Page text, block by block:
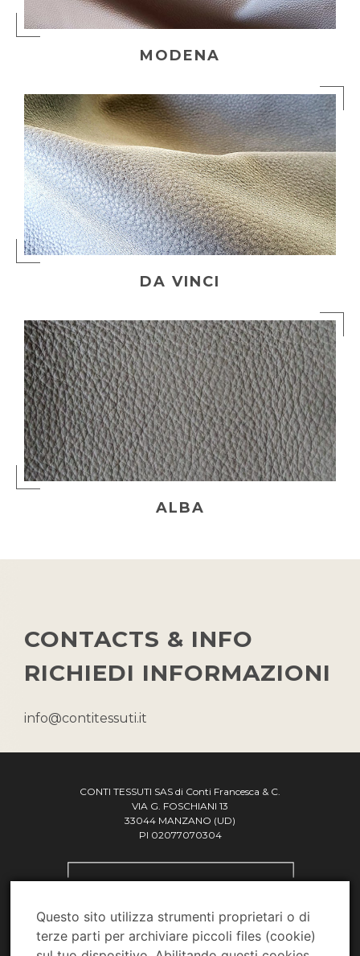
NEWS
MODENA
DA VINCI
ALBA
CONTACTS & INFO
RICHIEDI INFORMAZIONI
info@contitessuti.it
CONTI TESSUTI SAS di Conti Francesca & C.
VIA G. FOSCHIANI 13
33044 MANZANO (UD)
PI 02077070304
Questo sito utilizza strumenti proprietari o di
terze parti per archiviare piccoli files (cookie)